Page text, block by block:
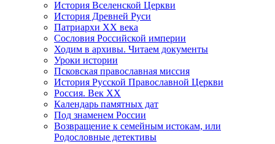
История Вселенской Церкви
История Древней Руси
Патриархи XX века
Сословия Российской империи
Ходим в архивы. Читаем документы
Уроки истории
Псковская православная миссия
История Русской Православной Церкви
Россия. Век ХХ
Календарь памятных дат
Под знаменем России
Возвращение к семейным истокам, или
Родословные детективы